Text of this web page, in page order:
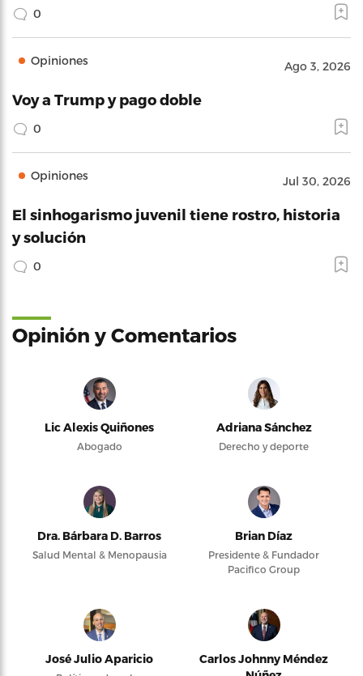
0
Opiniones Ago 3, 2026
Voy a Trump y pago doble
0
Opiniones Jul 30, 2026
El sinhogarismo juvenil tiene rostro, historia
y solución
0
Opinión y Comentarios
Lic Alexis Quiñones
Abogado
Adriana Sánchez
Derecho y deporte
Dra. Bárbara D. Barros
Salud Mental & Menopausia
Brian Díaz
Presidente & Fundador
Pacifico Group
José Julio Aparicio
Carlos Johnny Méndez